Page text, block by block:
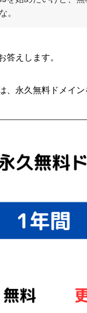
。
えします。
、永久無料ドメイ